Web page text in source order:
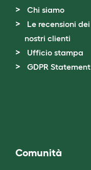
Chi siamo
Le recensioni dei
nostri clienti
Ufficio stampa
GDPR Statement
Comunità